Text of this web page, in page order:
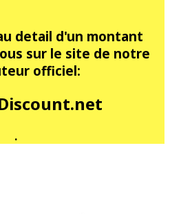
detail d'un montant
sur le site de notre
officiel:
.